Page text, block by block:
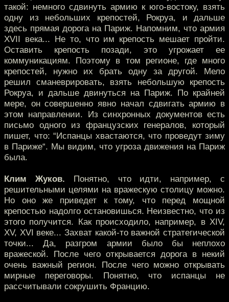
такой: немного сдвинуть армию к юго-востоку, взять
одну из небольших крепостей, Рокруа, и дальше
здесь прямая дорога на Париж. Напомним, что армия
XVII века... Не то, что им крепость мешает пройти.
Оставить крепость позади, это угрожает ее
коммуникациям. Поэтому в том регионе, где много
крепостей, нужно их брать одну за другой. Мело
решил сманеврировать, взять небольшую крепость
Рокруа, и дальше двинуться на Париж. По крайней
мере, он совершенно явно начал сдвигать армию в
этом направлении. Из синхронных документов есть
письмо одного из французских генералов, который
пишет, что: “Испанцы хвастаются, что проведут зиму
в Париже“. Мы видим, что угроза движения на Париж
была.
Клим Жуков. Понятно, что идти, например, с
решительными целями на вражескую столицу можно.
Но оно же приведет к тому, что перед мощной
крепостью надолго остановишься. Неизвестно, что из
этого получится. Как происходило, например, в XIV,
XV, XVI веке... Захват какой-то важной стратегической
точки... Да, разгром армии было бы неплохо
вражеской. После чего открывается дорога в некий
очень важный регион. После чего можно открывать
мирные переговоры. Понятно, что испанцы не
рассчитывали сокрушить Францию.